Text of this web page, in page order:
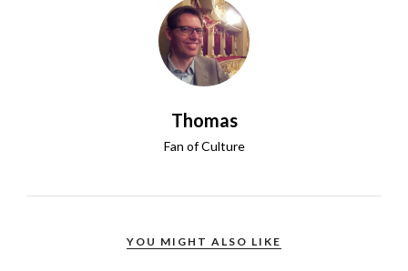
Thomas
Fan of Culture
YOU MIGHT ALSO LIKE